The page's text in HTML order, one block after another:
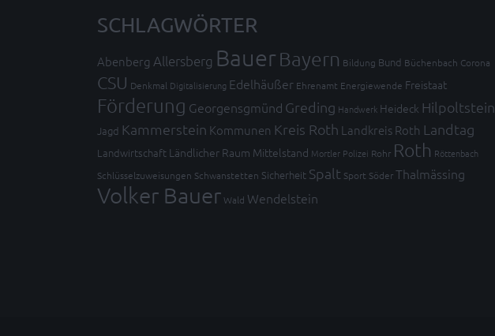
SCHLAGWÖRTER
Abenberg Allersberg Bauer Bayern Bildung Bund Büchenbach Corona
CSU Denkmal Digitalisierung Edelhäußer Ehrenamt Energiewende Freistaat
Förderung Georgensgmünd Greding Handwerk Heideck Hilpoltstein
Jagd Kammerstein Kommunen Kreis Roth Landkreis Roth Landtag
Landwirtschaft Ländlicher Raum Mittelstand Mortler Polizei Rohr Roth Röttenbach
Schlüsselzuweisungen Schwanstetten Sicherheit Spalt Sport SöderThalmässing
Volker BauerWald Wendelstein